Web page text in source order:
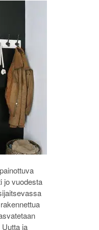
jo vuodesta
ja